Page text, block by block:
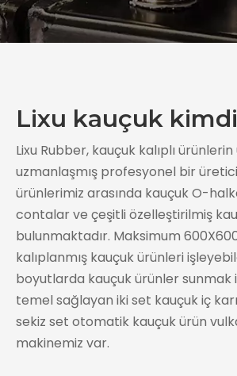
Lixu kauçuk
Lixu Rubber, kauçuk kalıplı
uzmanlaşmış profesyonel bir
ürünlerimiz arasında kauçuk O-
contalar ve çeşitli özelleştirilmiş
bulunmaktadır. Maksimum
kalıplanmış kauçuk ürünleri
boyutlarda kauçuk ürünler sunmak
temel sağlayan iki set kauçuk iç
sekiz set otomatik kauçuk ürün
makinemiz var.